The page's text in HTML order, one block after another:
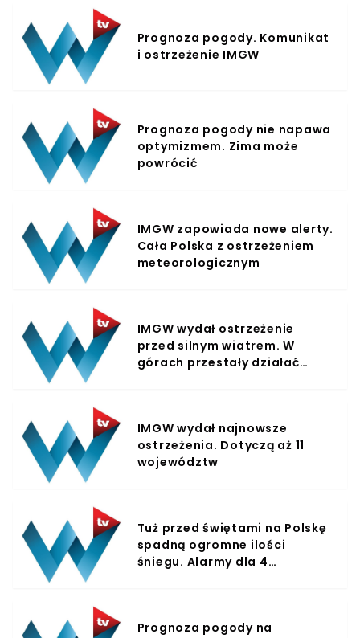
Prognoza pogody. Komunikat
i ostrzeżenie IMGW
Prognoza pogody nie napawa
optymizmem. Zima może
powrócić
IMGW zapowiada nowe alerty.
Cała Polska z ostrzeżeniem
meteorologicznym
IMGW wydał ostrzeżenie
przed silnym wiatrem. W
górach przestały działać
IMGW wydał najnowsze
ostrzeżenia. Dotyczą aż 11
województw
Tuż przed świętami na Polskę
spadną ogromne ilości
śniegu. Alarmy dla 4
Prognoza pogody na